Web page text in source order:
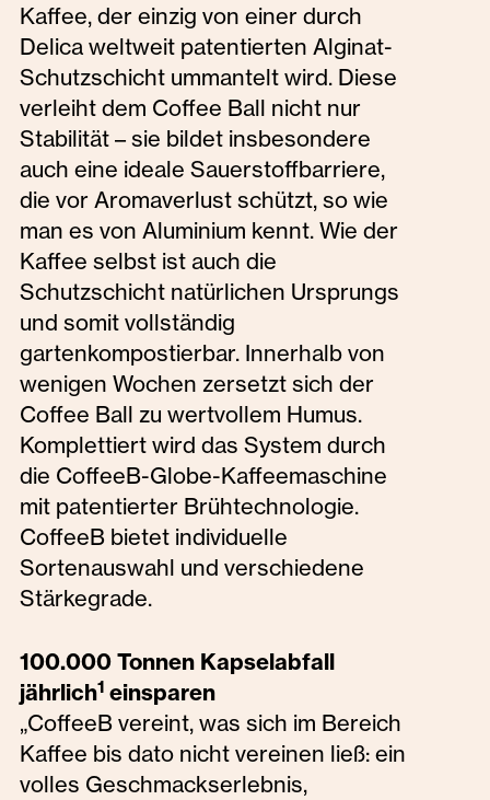
Kaffee, der einzig von einer durch
Delica weltweit patentierten Alginat-
Schutzschicht ummantelt wird. Diese
verleiht dem Coffee Ball nicht nur
Stabilität – sie bildet insbesondere
auch eine ideale Sauerstoffbarriere,
die vor Aromaverlust schützt, so wie
man es von Aluminium kennt. Wie der
Kaffee selbst ist auch die
Schutzschicht natürlichen Ursprungs
und somit vollständig
gartenkompostierbar. Innerhalb von
wenigen Wochen zersetzt sich der
Coffee Ball zu wertvollem Humus.
Komplettiert wird das System durch
die CoffeeB-Globe-Kaffeemaschine
mit patentierter Brühtechnologie.
CoffeeB bietet individuelle
Sortenauswahl und verschiedene
Stärkegrade.
100.000 Tonnen Kapselabfall
jährlich1 einsparen
„CoffeeB vereint, was sich im Bereich
Kaffee bis dato nicht vereinen ließ: ein
volles Geschmackserlebnis,